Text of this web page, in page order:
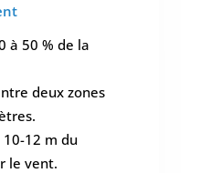
à 50 % de la
deux zones
12 m du
le vent.